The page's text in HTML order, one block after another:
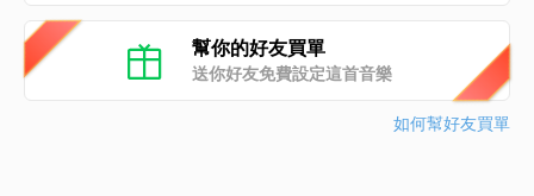
幫你的好友買單
送你好友免費設定這首音樂
如何幫好友買單